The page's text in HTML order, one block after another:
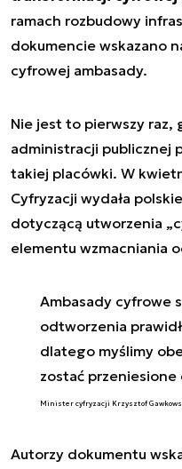
ramach rozbudowy
dokumencie wskazano
cyfrowej ambasady.
Nie jest to pierwszy
administracji publicznej
takiej placówki. W
Cyfryzacji wydała
dotyczącą utworzenia
elementu wzmacniania
Ambasady cyfrowe
odtworzenia
dlatego myślimy
zostać przeniesione
Minister cyfryzacji Krzysztof
Autorzy dokumentu